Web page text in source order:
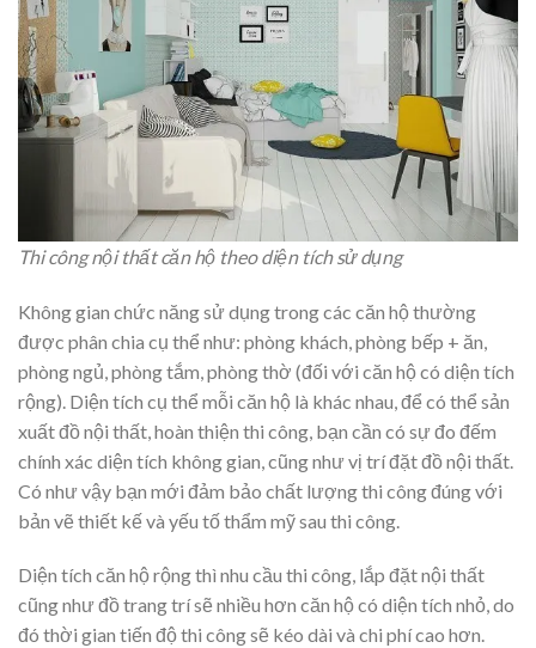
Thi công nội thất căn hộ theo diện tích sử dụng
Không gian chức năng sử dụng trong các căn hộ thường
được phân chia cụ thể như: phòng khách, phòng bếp + ăn,
phòng ngủ, phòng tắm, phòng thờ (đối với căn hộ có diện tích
rộng). Diện tích cụ thể mỗi căn hộ là khác nhau, để có thể sản
xuất đồ nội thất, hoàn thiện thi công, bạn cần có sự đo đếm
chính xác diện tích không gian, cũng như vị trí đặt đồ nội thất.
Có như vậy bạn mới đảm bảo chất lượng thi công đúng với
bản vẽ thiết kế và yếu tố thẩm mỹ sau thi công.
Diện tích căn hộ rộng thì nhu cầu thi công, lắp đặt nội thất
cũng như đồ trang trí sẽ nhiều hơn căn hộ có diện tích nhỏ, do
đó thời gian tiến độ thi công sẽ kéo dài và chi phí cao hơn.